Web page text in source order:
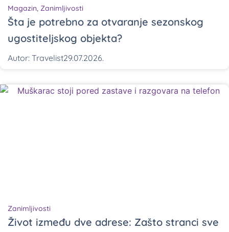
Magazin, Zanimljivosti
Šta je potrebno za otvaranje sezonskog
ugostiteljskog objekta?
Autor: Travelist29.07.2026.
Zanimljivosti
Život između dve adrese: Zašto stranci sve